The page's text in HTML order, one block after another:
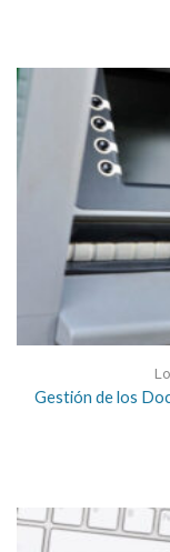
Gestión de los